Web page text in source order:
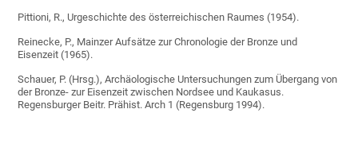
Pittioni, R., Urgeschichte des österreichischen Raumes (1954).
Reinecke, P., Mainzer Aufsätze zur Chronologie der Bronze und
Eisenzeit (1965).
Schauer, P. (Hrsg.), Archäologische Untersuchungen zum Übergang von
der Bronze- zur Eisenzeit zwischen Nordsee und Kaukasus.
Regensburger Beitr. Prähist. Arch 1 (Regensburg 1994).